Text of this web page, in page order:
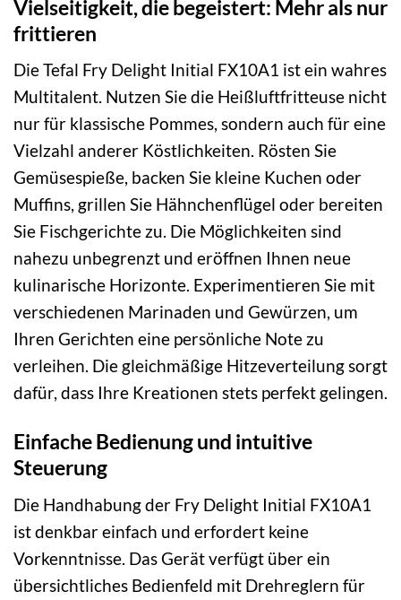
Vielseitigkeit, die begeistert: Mehr als nur
frittieren
Die Tefal Fry Delight Initial FX10A1 ist ein wahres
Multitalent. Nutzen Sie die Heißluftfritteuse nicht
nur für klassische Pommes, sondern auch für eine
Vielzahl anderer Köstlichkeiten. Rösten Sie
Gemüsespieße, backen Sie kleine Kuchen oder
Muffins, grillen Sie Hähnchenflügel oder bereiten
Sie Fischgerichte zu. Die Möglichkeiten sind
nahezu unbegrenzt und eröffnen Ihnen neue
kulinarische Horizonte. Experimentieren Sie mit
verschiedenen Marinaden und Gewürzen, um
Ihren Gerichten eine persönliche Note zu
verleihen. Die gleichmäßige Hitzeverteilung sorgt
dafür, dass Ihre Kreationen stets perfekt gelingen.
Einfache Bedienung und intuitive
Steuerung
Die Handhabung der Fry Delight Initial FX10A1
ist denkbar einfach und erfordert keine
Vorkenntnisse. Das Gerät verfügt über ein
übersichtliches Bedienfeld mit Drehreglern für